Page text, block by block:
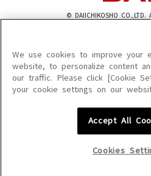
© DAIICHIKOSHO CO.,LTD.
このサイトに掲載されている一切の文章・画
を問わず、著作権法の定める範囲を超えて無断
を禁じます。
楽曲及びコンテンツは、機種によりご利用いた
楽曲及びコンテンツの配信日、配信内容が変更
We use cookies to improve your
website, to personalize content
our traffic. Please click [Cookie
your cookie settings on our
Accept All
Cookies